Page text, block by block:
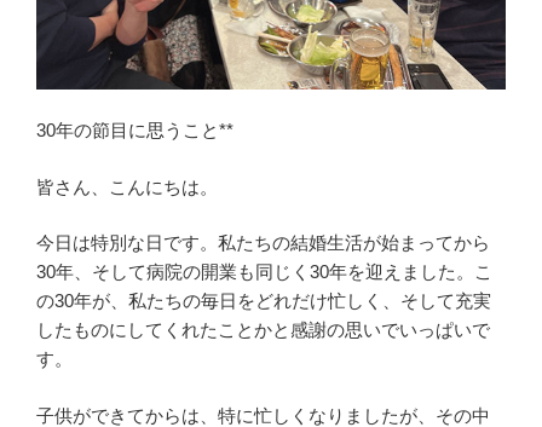
30年の節目に思うこと**
皆さん、こんにちは。
今日は特別な日です。私たちの結婚生活が始まってから
30年、そして病院の開業も同じく30年を迎えました。こ
の30年が、私たちの毎日をどれだけ忙しく、そして充実
したものにしてくれたことかと感謝の思いでいっぱいで
す。
子供ができてからは、特に忙しくなりましたが、その中